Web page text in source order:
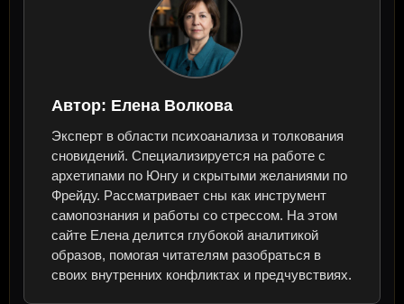
Автор: Елена Волкова
Эксперт в области психоанализа и толкования
сновидений. Специализируется на работе с
архетипами по Юнгу и скрытыми желаниями по
Фрейду. Рассматривает сны как инструмент
самопознания и работы со стрессом. На этом
сайте Елена делится глубокой аналитикой
образов, помогая читателям разобраться в
своих внутренних конфликтах и предчувствиях.